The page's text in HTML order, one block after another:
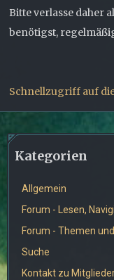
Bitte verlasse daher
benötigst,
Schnellzugriff auf
Kategorien
Allgemein
Forum - Lesen,
Forum - Themen
Suche
Kontakt zu